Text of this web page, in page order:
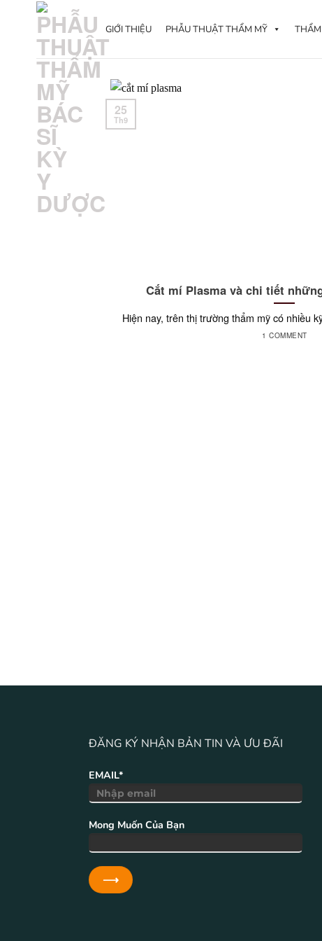
GIỚI THIỆU PHẪU THUẬT THẨM MỸ
Cắt mí Plasma và chi tiết
Hiện nay, trên thị trường thẩm mỹ có nhiều
1 COMMENT
25
Th9
ĐĂNG KÝ NHẬN BẢN TIN VÀ ƯU ĐÃI
EMAIL*
Mong Muốn Của Bạn